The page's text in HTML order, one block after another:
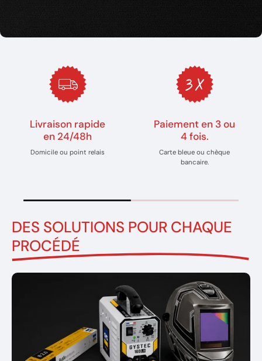
Livraison rapide
en 24/48h
Domicile ou point relais
Paiement en 3 ou
4 fois.
Carte bleue ou chèque
bancaire.
DES SOLUTIONS POUR CHAQUE
PROCÉDÉ